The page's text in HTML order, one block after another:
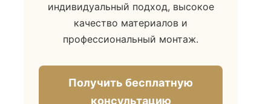
индивидуальный подход, высокое
качество материалов и
профессиональный монтаж.
Получить бесплатную
консультацию